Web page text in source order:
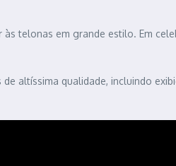
telonas em grande estilo. Em
altíssima qualidade, incluindo